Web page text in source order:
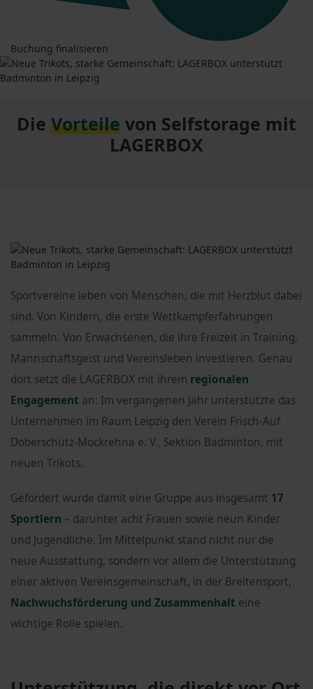
Buchung finalisieren
Die Vorteile von Selfstorage mit
LAGERBOX
Sportvereine leben von Menschen, die mit Herzblut dabei
sind. Von Kindern, die erste Wettkampferfahrungen
sammeln. Von Erwachsenen, die ihre Freizeit in Training,
Mannschaftsgeist und Vereinsleben investieren. Genau
dort setzt die LAGERBOX mit ihrem regionalen
Engagement an: Im vergangenen Jahr unterstützte das
Unternehmen im Raum Leipzig den Verein Frisch-Auf
Doberschütz-Mockrehna e. V., Sektion Badminton, mit
neuen Trikots.
Gefördert wurde damit eine Gruppe aus insgesamt 17
Sportlern – darunter acht Frauen sowie neun Kinder
und Jugendliche. Im Mittelpunkt stand nicht nur die
neue Ausstattung, sondern vor allem die Unterstützung
einer aktiven Vereinsgemeinschaft, in der Breitensport,
Nachwuchsförderung und Zusammenhalt eine
wichtige Rolle spielen.